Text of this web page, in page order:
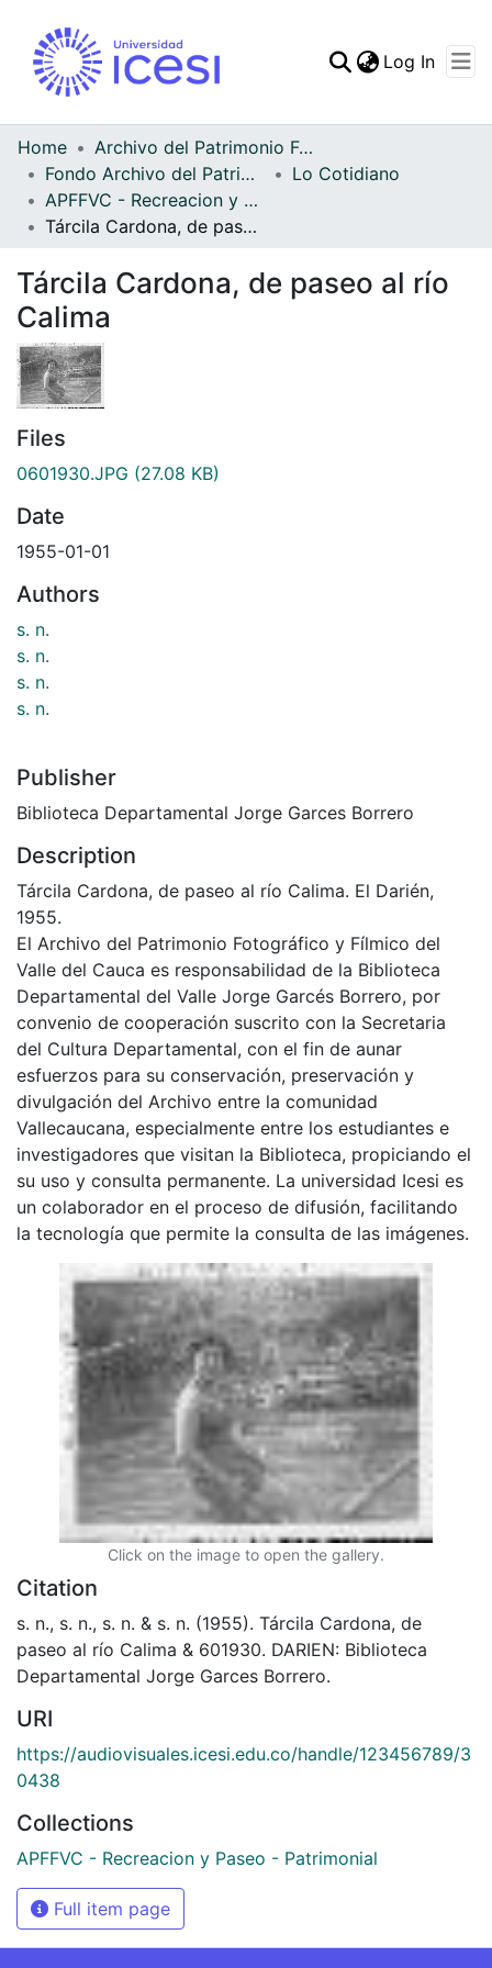
Statistics
Log In
Home
Archivo del Patrimonio Fotográfico y Fílmico del Valle del Cauca
Fondo Archivo del Patrimonio Fotográfico y Fílmico del Valle del Cauca
Lo Cotidiano
APFFVC - Recreacion y Paseo - Patrimonial
Tárcila Cardona, de paseo al río Calima
Tárcila Cardona, de paseo al río
Calima
Files
0601930.JPG (27.08 KB)
Date
1955-01-01
Authors
s. n.
s. n.
s. n.
s. n.
Publisher
Biblioteca Departamental Jorge Garces Borrero
Description
Tárcila Cardona, de paseo al río Calima. El Darién,
1955.
El Archivo del Patrimonio Fotográfico y Fílmico del
Valle del Cauca es responsabilidad de la Biblioteca
Departamental del Valle Jorge Garcés Borrero, por
convenio de cooperación suscrito con la Secretaria
del Cultura Departamental, con el fin de aunar
esfuerzos para su conservación, preservación y
divulgación del Archivo entre la comunidad
Vallecaucana, especialmente entre los estudiantes e
investigadores que visitan la Biblioteca, propiciando el
su uso y consulta permanente. La universidad Icesi es
un colaborador en el proceso de difusión, facilitando
la tecnología que permite la consulta de las imágenes.
Click on the image to open the gallery.
Citation
s. n., s. n., s. n. & s. n. (1955). Tárcila Cardona, de
paseo al río Calima & 601930. DARIEN: Biblioteca
Departamental Jorge Garces Borrero.
URI
https://audiovisuales.icesi.edu.co/handle/123456789/3
0438
Collections
APFFVC - Recreacion y Paseo - Patrimonial
Full item page